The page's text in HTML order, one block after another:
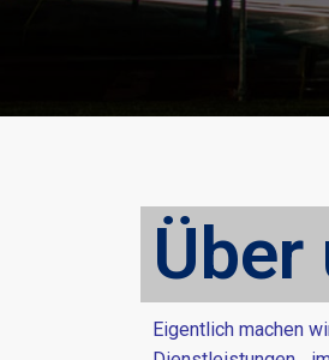
Über
Eigentlich machen